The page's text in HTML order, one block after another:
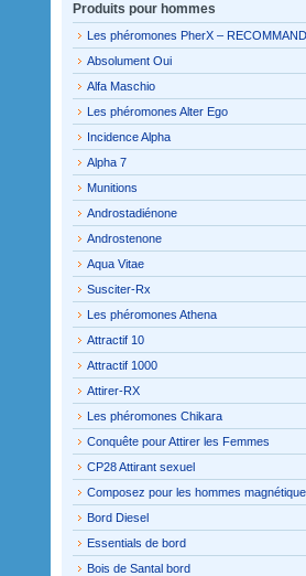
Produits pour hommes
Les phéromones PherX –
Absolument Oui
Alfa Maschio
Les phéromones Alter Ego
Incidence Alpha
Alpha 7
Munitions
Androstadiénone
Androstenone
Aqua Vitae
Susciter-Rx
Les phéromones Athena
Attractif 10
Attractif 1000
Attirer-RX
Les phéromones Chikara
Conquête pour Attirer les Femmes
CP28 Attirant sexuel
Composez pour les hommes
Bord Diesel
Essentials de bord
Bois de Santal bord